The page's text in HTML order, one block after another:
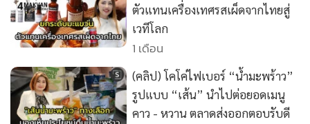
• จีน
• ชุมชน-คุณภาพชีวิต
• Motoring
เกม
วิทยาศาสตร์
ตัวแทนเครื่องเทศรสเผ็ดจากไทยสู่
เวทีโลก
1 เดือน
(คลิป) โคโค่ไฟเบอร์ “น้ำมะพร้าว”
รูปแบบ “เส้น” นำไปต่อยอดเมนู
คาว - หวาน ตลาดส่งออกตอบรับดี